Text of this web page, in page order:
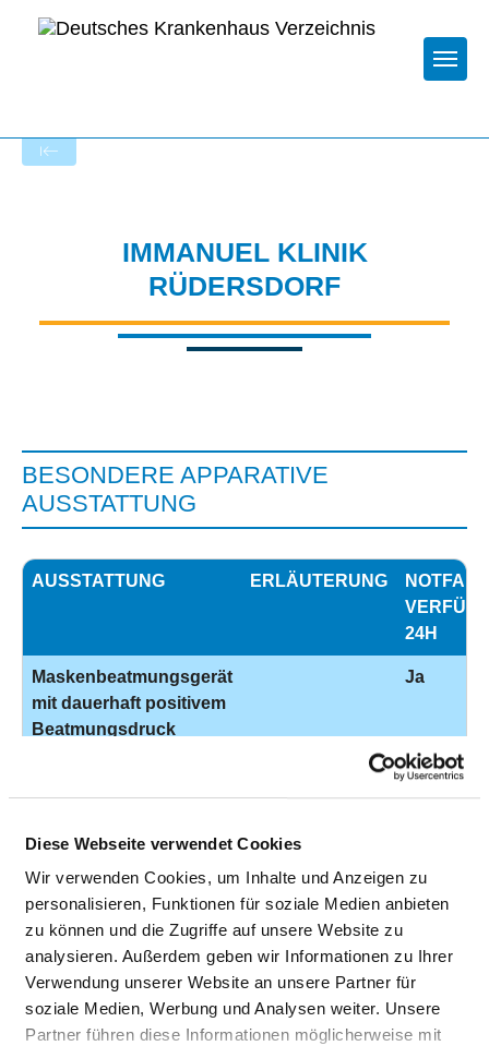
Diese Webseite verwendet Cookies
Wir verwenden Cookies, um Inhalte und Anzeigen zu
personalisieren, Funktionen für soziale Medien anbieten
zu können und die Zugriffe auf unsere Website zu
analysieren. Außerdem geben wir Informationen zu Ihrer
Verwendung unserer Website an unsere Partner für
soziale Medien, Werbung und Analysen weiter. Unsere
Partner führen diese Informationen möglicherweise mit
IMMANUEL KLINIK
RÜDERSDORF
BESONDERE APPARATIVE
AUSSTATTUNG
AUSSTATTUNG ERLÄUTERUNG
24H
Maskenbeatmungsgerät
mit dauerhaft positivem
Beatmungsdruck
Ja
feinster elektrischer
Nervensystem, die
durch eine Anregung
eines der fünf Sinne
hervorgerufen wurden
Quantitative
Testung (QSR)
Ja
Gerät zur
Lungenersatztherapie /-
unterstützung
Ja